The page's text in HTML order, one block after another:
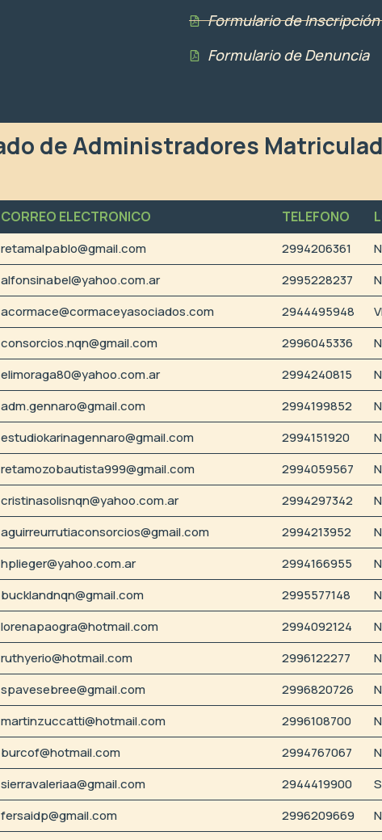
Formulario de Inscripción
Formulario de Denuncia
de Administradores
CORREO ELECTRONICO TELEFONO
retamalpablo@gmail.com 2994206361
alfonsinabel@yahoo.com.ar 2995228237
acormace@cormaceyasociados.com 2944495948
consorcios.nqn@gmail.com 2996045336
elimoraga80@yahoo.com.ar 2994240815
adm.gennaro@gmail.com 2994199852
estudiokarinagennaro@gmail.com 2994151920
retamozobautista999@gmail.com 2994059567
cristinasolisnqn@yahoo.com.ar 2994297342
aguirreurrutiaconsorcios@gmail.com 2994213952
hplieger@yahoo.com.ar 2994166955
bucklandnqn@gmail.com 2995577148
lorenapaogra@hotmail.com 2994092124
ruthyerio@hotmail.com 2996122277
spavesebree@gmail.com 2996820726
martinzuccatti@hotmail.com 2996108700
burcof@hotmail.com 2994767067
sierravaleriaa@gmail.com 2944419900
fersaidp@gmail.com 2996209669